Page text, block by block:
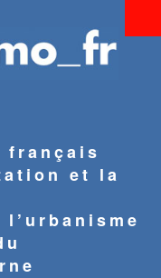
français
et la